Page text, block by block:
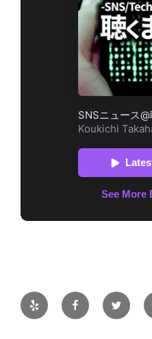
Yelp FacebookTwitter